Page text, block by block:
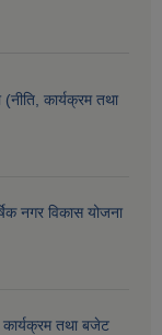
कार्यक्रम तथा
नगर विकास योजना
कार्यक्रम तथा बजेट